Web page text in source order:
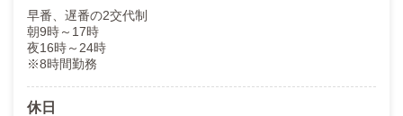
早番、遅番の2交代制
朝9時～17時
夜16時～24時
※8時間勤務
休日